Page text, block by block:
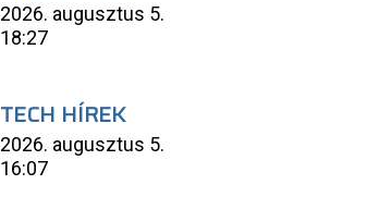
2026. augusztus 5.
18:27
TECH HÍREK
2026. augusztus 5.
16:07